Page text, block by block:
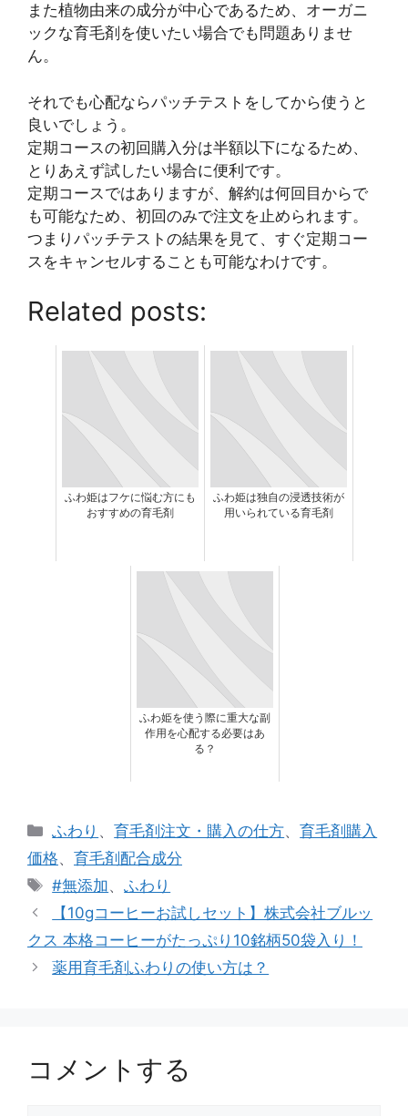
また植物由来の成分が中心であるため、オーガニ
ックな育毛剤を使いたい場合でも問題ありませ
ん。
それでも心配ならパッチテストをしてから使うと
良いでしょう。
定期コースの初回購入分は半額以下になるため、
とりあえず試したい場合に便利です。
定期コースではありますが、解約は何回目からで
も可能なため、初回のみで注文を止められます。
つまりパッチテストの結果を見て、すぐ定期コー
スをキャンセルすることも可能なわけです。
Related posts:
ふわ姫はフケに悩む方にも
おすすめの育毛剤
ふわ姫は独自の浸透技術が
用いられている育毛剤
ふわ姫を使う際に重大な副
作用を心配する必要はあ
る？
カ
テ
リ
ー
ふわり 、育毛剤注文・購入の仕方、育毛剤購入
価格、 育毛剤配合成分
タ
グ
#無添加、ふわり
【10gコーヒーお試しセット】株式会社ブルッ
クス 本格コーヒーがたっぷり10銘柄50袋入り！
薬用育毛剤ふわりの使い方は？
コメントする